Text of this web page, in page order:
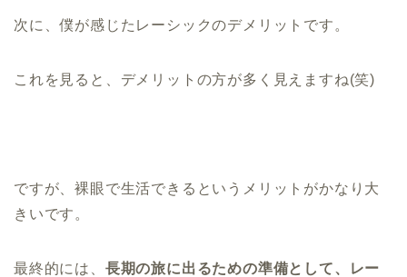
次に、僕が感じたレーシックのデメリットです。
これを見ると、デメリットの方が多く見えますね(笑)
ですが、裸眼で生活できるというメリットがかなり大
きいです。
最終的には、 長期の旅に出るための準備として、レー